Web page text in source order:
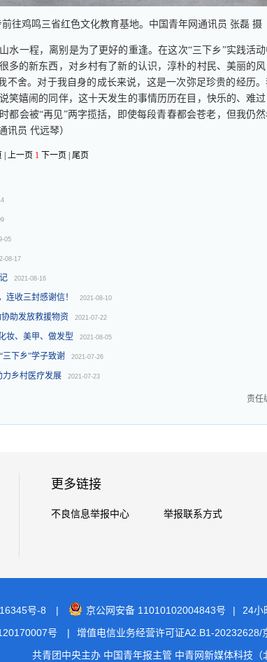
往鸡鸣三省红色文化教育基地。中国青年网通讯员 张磊 摄
一程，离别是为了更好的重逢。在这次“三下乡”实践活
多的新东西，对乡村有了新的认识，淳朴的村民、美丽的风
我不舍。对于我自身的成长来说，这是一次弥足珍贵的经历
笑嬉闹的同伴，这十天发生的事情历历在目，快乐的、难
都会被“再见”两字揽括，即使每段青春都会苍老，但我仍
讯员 代远琴）
| 上一页 1 下一页 | 尾页
05
08-17
2021-08-16
连收三封感谢信！ 2021-08-10
助发放救援物资 2021-07-22
妆、美甲、做发型 2021-08-05
下乡”学子致谢 2021-07-26
力乡村医疗发展 2021-07-23
责任
更多链接
不良信息举报中心 举报联系方式
号-8 | 京公网安备 11010102004843号 |
24小
号
| 增值电信业务经营许可证A2.B1-20232628/
共青团中央主办 中国青年报主管 中青网新媒体科技（